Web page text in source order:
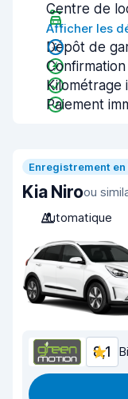
Centre de
Afficher les
Dépôt de
Kilométrage
Paiement
Enregistrement
Kia Niroou
Automatique
8,1